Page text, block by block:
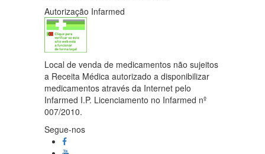
Autorização Infarmed
Local de venda de medicamentos não sujeitos
a Receita Médica autorizado a disponibilizar
medicamentos através da Internet pelo
Infarmed I.P. Licenciamento no Infarmed nº
007/2010.
Segue-nos